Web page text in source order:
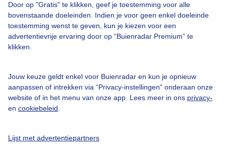
Door op "Gratis" te klikken, geef je toestemming voor alle
bovenstaande doeleinden. Indien je voor geen enkel doeleinde
toestemming wenst te geven, kun je kiezen voor een
advertentievrije ervaring door op “Buienradar Premium” te
klikken.
Jouw keuze geldt enkel voor Buienradar en kun je opnieuw
aanpassen of intrekken via “Privacy-instellingen” onderaan onze
website of in het menu van onze app. Lees meer in ons privacy-
en cookiebeleid
Lijst met advertentiepartners
Contact
Toegankelijkheid
Gebruikersvoorwaarden
Buienradar Team
Privacy beleid
Cookie beleid